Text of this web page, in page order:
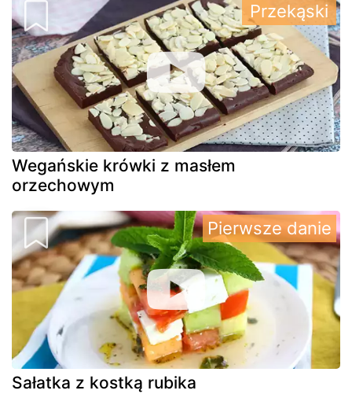
Wegańskie krówki z masłem
orzechowym
Przekąski
Sałatka z kostką rubika
Pierwsze danie